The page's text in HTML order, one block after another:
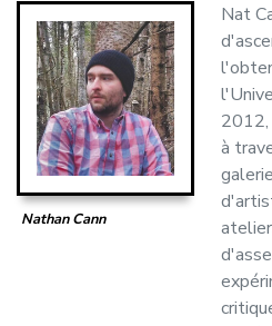
Nathan Cann
Nat
à